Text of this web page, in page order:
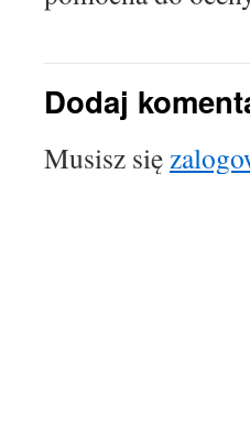
Dodaj
Musisz się